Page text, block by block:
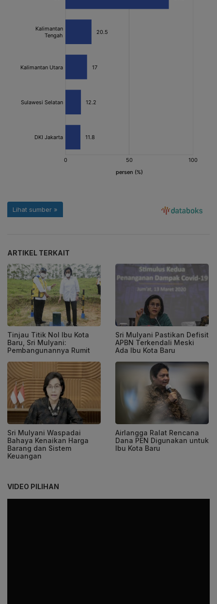
ARTIKEL TERKAIT
Tinjau Titik Nol Ibu Kota
Baru, Sri Mulyani:
Pembangunannya Rumit
Sri Mulyani Pastikan Defisit
APBN Terkendali Meski
Ada Ibu Kota Baru
Sri Mulyani Waspadai
Bahaya Kenaikan Harga
Barang dan Sistem
Keuangan
Airlangga Ralat Rencana
Dana PEN Digunakan untuk
Ibu Kota Baru
VIDEO PILIHAN